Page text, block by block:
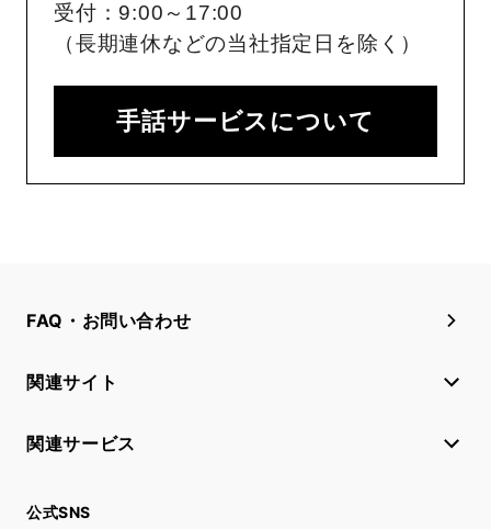
受付：9:00～17:00
（長期連休などの当社指定日を除く）
手話サービスについて
FAQ・お問い合わせ
関連サイト
関連サービス
公式SNS